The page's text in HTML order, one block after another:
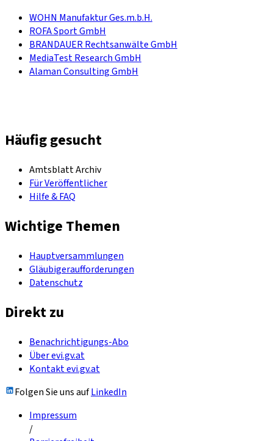
WOHN Manufaktur Ges.m.b.H.
ROFA Sport GmbH
BRANDAUER Rechtsanwälte GmbH
MediaTest Research GmbH
Alaman Consulting GmbH
Häufig gesucht
Amtsblatt Archiv
Für Veröffentlicher
Hilfe & FAQ
Wichtige Themen
Hauptversammlungen
Gläubigeraufforderungen
Datenschutz
Direkt zu
Benachrichtigungs-Abo
Über evi.gv.at
Kontakt evi.gv.at
Folgen Sie uns aufLinkedIn
Impressum
/